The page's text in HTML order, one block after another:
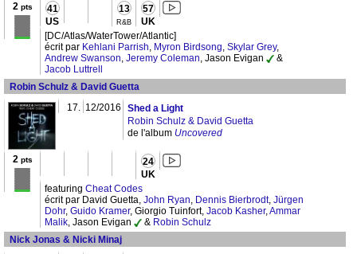
2 pts 41
US
13
R&B
57
UK
[DC/Atlas/WaterTower/Atlantic]
écrit par Kehlani Parrish, Myron Birdsong, Skylar Grey,
Andrew Swanson, Jeremy Coleman, Jason Evigan
&
Jacob Luttrell
Robin Schulz & David Guetta
17. 12/2016
Shed a Light
Robin Schulz & David Guetta
de l'album Uncovered
2 pts 24
UK
featuring Cheat Codes
écrit par David Guetta, John Ryan, Dennis Bierbrodt, Jürgen
Dohr, Guido Kramer, Giorgio Tuinfort, Jacob Kasher,Ammar
Malik, Jason Evigan & Robin Schulz
Nick Jonas & Nicki Minaj